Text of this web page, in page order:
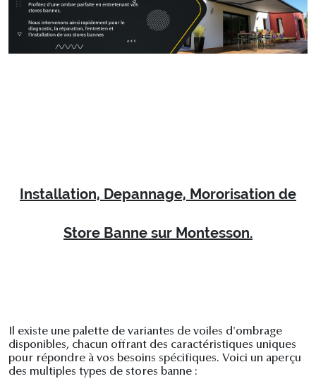
Installation, Depannage, Mororisation de
Store Banne sur Montesson.
Il existe une palette de variantes de voiles d'ombrage
disponibles, chacun offrant des caractéristiques uniques
pour répondre à vos besoins spécifiques. Voici un aperçu
des multiples types de stores banne :